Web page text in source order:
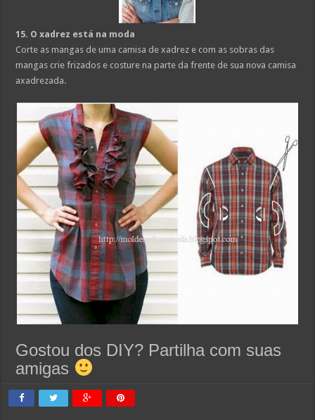
15. O xadrez está na moda
Corte as mangas de uma camisa de xadrez e com as sobras das
mangas crie frizados e costure na parte da frente de sua nova camisa
axadrezada.
Gostou dos DIY? Partilha com suas
amigas